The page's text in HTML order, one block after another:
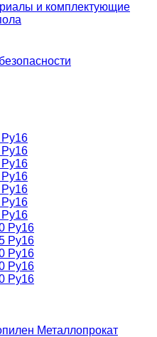
и комплектующие
Ру16
Ру16
Ру16
Ру16
Ру16
Металлопрокат